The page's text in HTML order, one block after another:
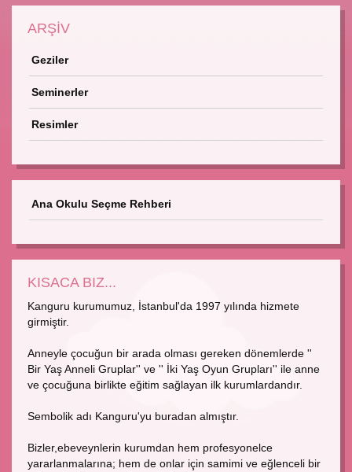
ARŞİV
Geziler
Seminerler
Resimler
Ana Okulu Seçme Rehberi
KISACA BIZ...
Kanguru kurumumuz, İstanbul'da 1997 yılında hizmete
girmiştir.
Anneyle çocuğun bir arada olması gereken dönemlerde ''
Bir Yaş Anneli Gruplar'' ve '' İki Yaş Oyun Grupları'' ile anne
ve çocuğuna birlikte eğitim sağlayan ilk kurumlardandır.
Sembolik adı Kanguru'yu buradan almıştır.
Bizler,ebeveynlerin kurumdan hem profesyonelce
yararlanmalarına; hem de onlar için samimi ve eğlenceli bir